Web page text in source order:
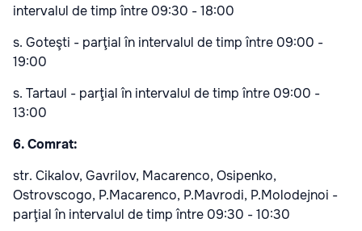
intervalul de timp între 09:30 - 18:00
s. Goteşti - parţial în intervalul de timp între 09:00 -
19:00
s. Tartaul - parţial în intervalul de timp între 09:00 -
13:00
6. Comrat:
str. Cikalov, Gavrilov, Macarenco, Osipenko,
Ostrovscogo, P.Macarenco, P.Mavrodi, P.Molodejnоi -
parţial în intervalul de timp între 09:30 - 10:30